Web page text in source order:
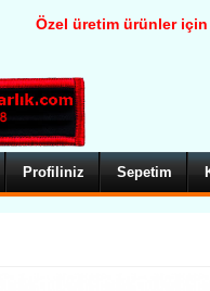
Özel üretim ürünler
Profiliniz Sepetim